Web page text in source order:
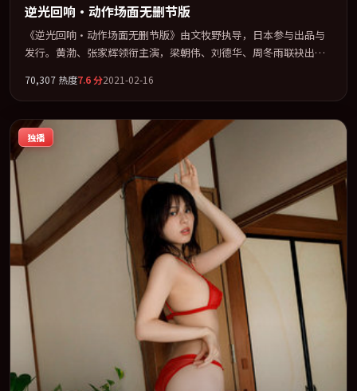
逆光回响·动作场面无删节版
《逆光回响·动作场面无删节版》由文牧野执导，日本参与出品与
发行。黄渤、张家辉领衔主演，梁朝伟、刘德华、周冬雨联袂出
为骨架，在叙事、表演与视听上力求统一。定于 2021-12-14 在内地
院线及主流平台同步亮相，2021 年度话题片中口碑稳健，适合喜欢
强情节与人物弧光的观众完整观看。
70,307 热度7.6分2021-02-16
独播